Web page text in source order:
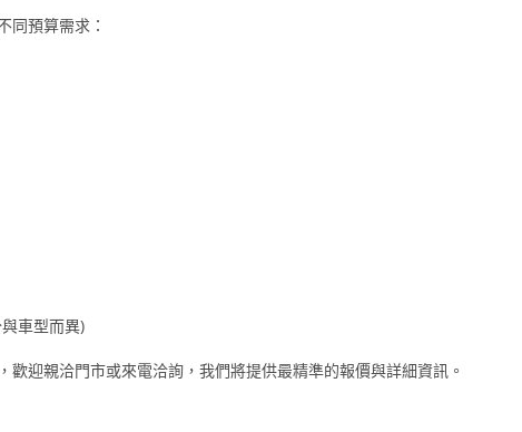
同預算需求：
車型而異)
迎親洽門市或來電洽詢，我們將提供最精準的報價與詳細資訊。